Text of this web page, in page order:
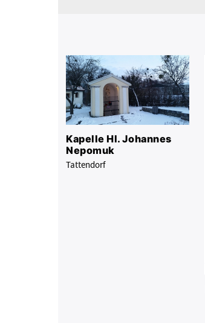
Kapelle Hl. Johannes
Nepomuk
Tattendorf